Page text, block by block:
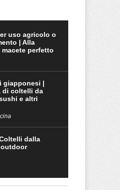
uso agricolo o
| Alla
macete perfetto
giapponesi |
di coltelli da
e altri
dalla